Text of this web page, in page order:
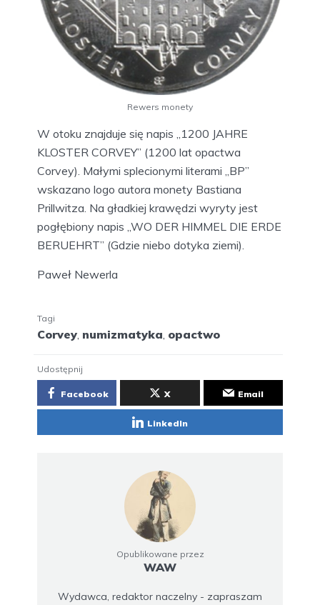
Rewers monety
W otoku znajduje się napis „1200 JAHRE
KLOSTER CORVEY” (1200 lat opactwa
Corvey). Małymi splecionymi literami „BP”
wskazano logo autora monety Bastiana
Prillwitza. Na gładkiej krawędzi wyryty jest
pogłębiony napis „WO DER HIMMEL DIE ERDE
BERUEHRT” (Gdzie niebo dotyka ziemi).
Paweł Newerla
Tagi
Corvey numizmatyka opactwo
Udostępnij
Facebook X Email
LinkedIn
Opublikowane przez
WAW
Wydawca, redaktor naczelny - zapraszam